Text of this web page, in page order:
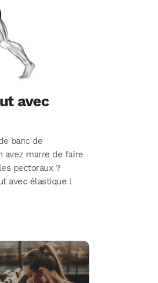
avec
banc de
avez marre de faire
pectoraux ?
avec élastique !